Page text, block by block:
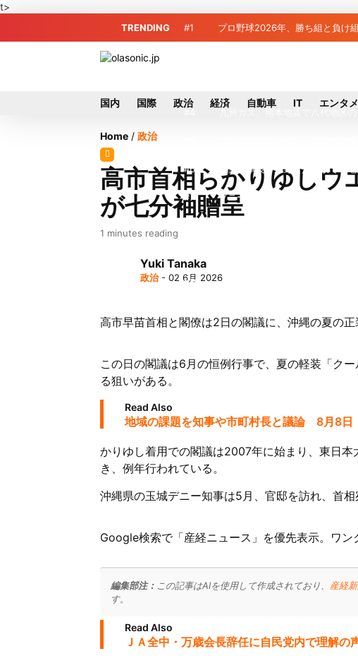
t>
TRENDING #1 プロ野球2026年、勝ち組と負け
＜訃報＞元自民党参院議員の
#6 榛葉幹事長、辺野古沖事故で「
#7 ソニー、熊本・菊陽町拠点停止
#10
国内 国際 政治 経済 自動車 IT エンタメ
Home / 政治
高市首相らかりゆし
が七分袖贈呈
1 minutes reading
Yuki Tanaka
政治- 02 6月 2026
高市早苗首相と閣僚は2日の閣議に、沖縄の夏の正
この日の閣議は6月の恒例行事で、夏の軽装「ク
る狙いがある。
Read Also
地域の課題を知事や市町村長と議論 8月8
かりゆし着用での閣議は2007年に始まり、東日
き、例年行われている。
沖縄県の玉城デニー知事は5月、官邸を訪れ、首相
Google検索で「産経ニュース」を優先表示。ワン
編集部注： この記事はAIを使用して作成されており、 産経
す。
Read Also
ＪＡ全中・万歳会長辞任に自民党内で理解の